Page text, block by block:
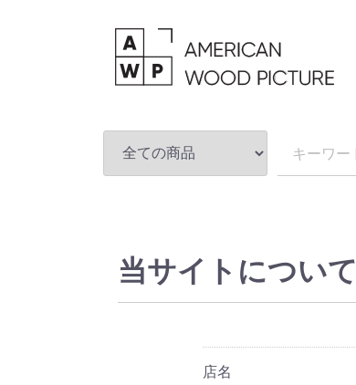
当サイトについて
店名